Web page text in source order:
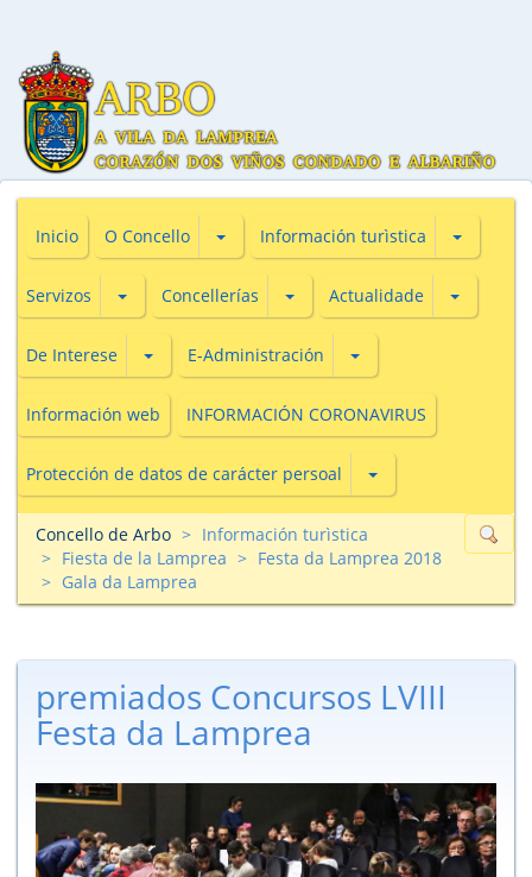
Inicio O Concello Subsecciones de O Concello
Información turìstica
Servizos Subsecciones de Servizos
Concellerías Subsecciones de Concellerías
Actualidade
De Interese Subsecciones de De Interese
E-Administración Subsecciones de E-
Información web INFORMACIÓN CORONAVIRUS
Protección de datos de carácter persoal Subsecciones de
Concello de Arbo
Información turìstica
Fiesta de la Lamprea
Festa da Lamprea 2018
Gala da Lamprea
premiados Concursos LVIII
Festa da Lamprea